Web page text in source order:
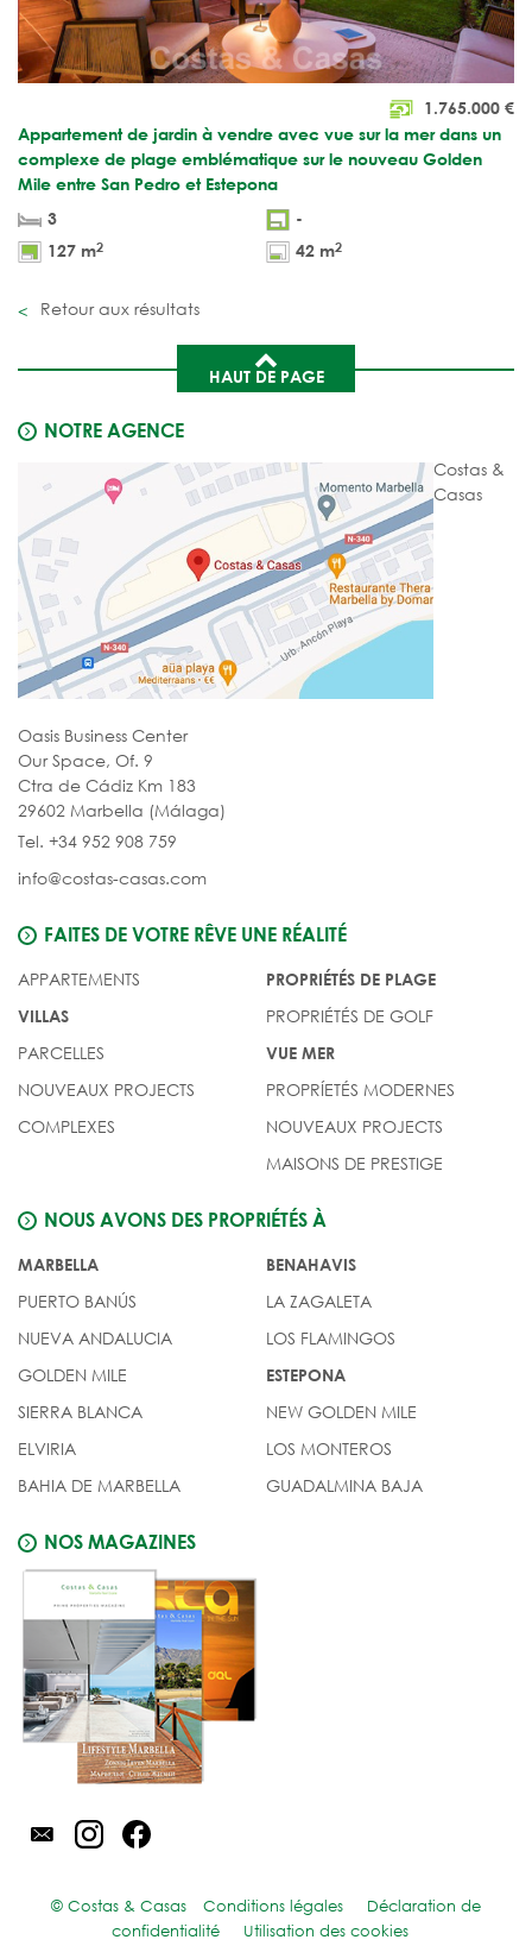
1.765.000 €
Appartement de jardin à vendre avec vue sur la mer dans un
complexe de plage emblématique sur le nouveau Golden
Mile entre San Pedro et Estepona
3
-
127 m2 42 m2
Retour aux résultats
HAUT DE PAGE
NOTRE AGENCE
Costas &
Casas
Oasis Business Center
Our Space, Of. 9
Ctra de Cádiz Km 183
29602 Marbella (Málaga)
Tel. +34 952 908 759
info@costas-casas.com
FAITES DE VOTRE RÊVE UNE RÉALITÉ
APPARTEMENTS
VILLAS
PARCELLES
NOUVEAUX PROJECTS
COMPLEXES
PROPRIÉTÉS DE PLAGE
PROPRIÉTÉS DE GOLF
VUE MER
PROPRÍETÉS MODERNES
NOUVEAUX PROJECTS
MAISONS DE PRESTIGE
NOUS AVONS DES PROPRIÉTÉS À
MARBELLA
PUERTO BANÚS
NUEVA ANDALUCIA
GOLDEN MILE
SIERRA BLANCA
ELVIRIA
BAHIA DE MARBELLA
BENAHAVIS
LA ZAGALETA
LOS FLAMINGOS
ESTEPONA
NEW GOLDEN MILE
LOS MONTEROS
GUADALMINA BAJA
NOS MAGAZINES
© Costas & Casas Conditions légales
Déclaration de
confidentialité
Utilisation des cookies